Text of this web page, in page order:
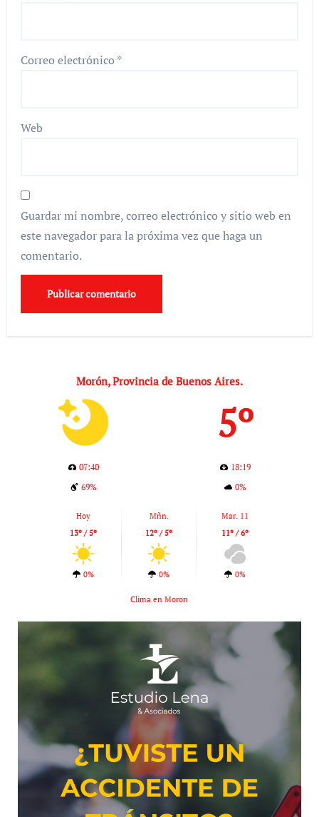
Correo electrónico *
Web
Guardar mi nombre, correo electrónico y sitio web en
este navegador para la próxima vez que haga un
comentario.
Morón, Provincia de Buenos Aires.
5º
07:40
18:19
69%
0%
Hoy
13º / 5º
0%
Mñn.
12º / 5º
0%
Mar. 11
11º / 6º
0%
Clima en Moron